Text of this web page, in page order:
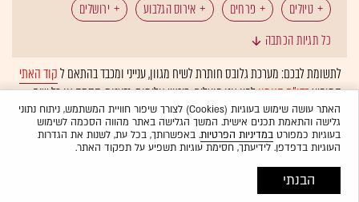
טיולים פרחים אירוס הגלבוע ירושלים
כל תגיות הכתבה
לתשומת לבכם: מערכת גלובס חותרת לשיח מגוון, ענייני ומכבד בהתאם לקוד האתי
המופיעבדו"ח האמוןלפיו אנו פועלים. ביטויי אלימות, גזענות, הסתה או כל שיח
בלתי הולם אחר מסוננים בצורהאוטומטיתולא יפורסמו באתר.
האתר עושה שימוש בעוגיות (Cookies) לצורך שיפור חוויית המשתמש, ניתוח נתוני
גלישה והתאמת תכנים אישית. המשך הגלישה באתר מהווה הסכמה לשימוש
בעוגיות כמפורטבמדיניות הפרטיות. באפשרותך, בכל עת, לשנות את הגדרות
העוגיות בדפדפן. לידיעתך, חסימת עוגיות תשפיע על תפקוד האתר.
הבנתי